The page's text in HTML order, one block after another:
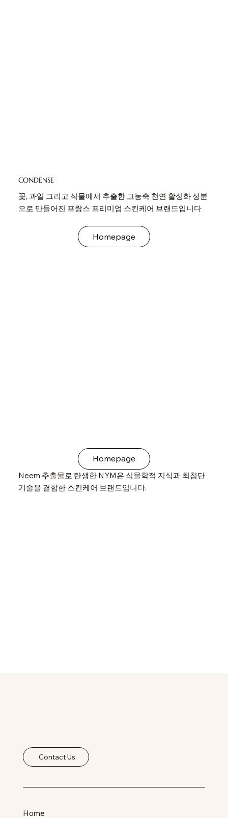
CONDENSE
꽃, 과일 그리고 식물에서 추출한 고농축 천연 활성화 성분
으로 만들어진 프랑스 프리미엄 스킨케어 브랜드입니다
Homepage
Neem 추출물로 탄생한 NYM은 식물학적 지식과 최첨단
기술을 결합한 스킨케어 브랜드입니다.
Homepage
Contact Us
Home